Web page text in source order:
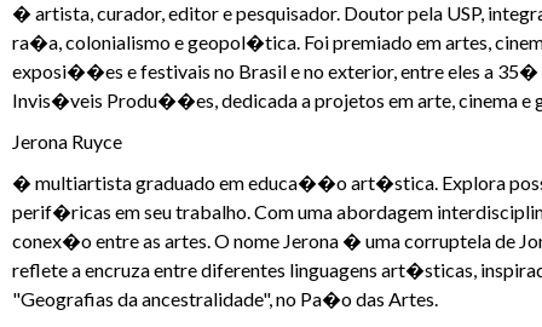
� artista, curador, editor e pesquisador. Doutor pela USP,
ra�a, colonialismo e geopol�tica. Foi premiado em artes,
exposi��es e festivais no Brasil e no exterior, entre eles a
Invis�veis Produ��es, dedicada a projetos em arte, cinema e
Jerona Ruyce
� multiartista graduado em educa��o art�stica. Explora
perif�ricas em seu trabalho. Com uma abordagem
conex�o entre as artes. O nome Jerona � uma corruptela de
reflete a encruza entre diferentes linguagens art�sticas,
"Geografias da ancestralidade", no Pa�o das Artes.